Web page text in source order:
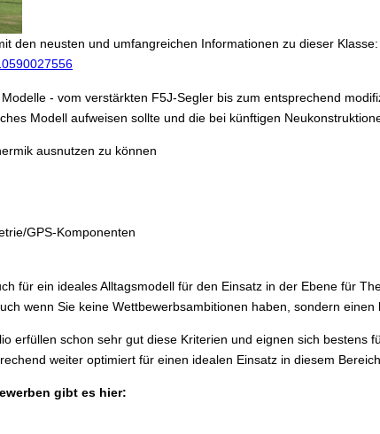
den neusten und umfangreichen Informationen zu dieser Klasse:
- vom verstärkten F5J-Segler bis zum entsprechend
Modell aufweisen sollte und die bei künftigen
ausnutzen zu können
GPS-Komponenten
für ein ideales Alltagsmodell für den Einsatz in der Ebene für
wenn Sie keine Wettbewerbsambitionen haben, sondern
erfüllen schon sehr gut diese Kriterien und eignen sich bestens
weiter optimiert für einen idealen Einsatz in diesem Bereich.
gibt es hier: